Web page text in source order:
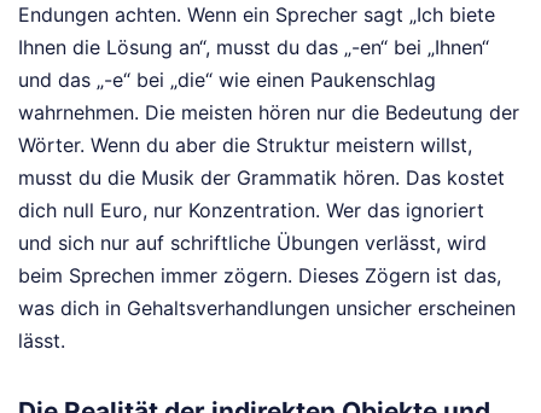
Endungen achten. Wenn ein Sprecher sagt „Ich biete
Ihnen die Lösung an“, musst du das „-en“ bei „Ihnen“
und das „-e“ bei „die“ wie einen Paukenschlag
wahrnehmen. Die meisten hören nur die Bedeutung der
Wörter. Wenn du aber die Struktur meistern willst,
musst du die Musik der Grammatik hören. Das kostet
dich null Euro, nur Konzentration. Wer das ignoriert
und sich nur auf schriftliche Übungen verlässt, wird
beim Sprechen immer zögern. Dieses Zögern ist das,
was dich in Gehaltsverhandlungen unsicher erscheinen
lässt.